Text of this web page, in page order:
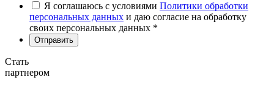
Я соглашаюсь с условиями Политики обработки
персональных данных и даю согласие на обработку
своих персональных данных *
Стать
партнером